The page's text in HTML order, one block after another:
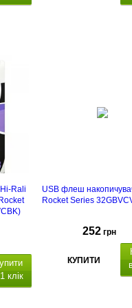
Rali
клік
USB флеш
Rocket Series
252 грн
КУПИТИ